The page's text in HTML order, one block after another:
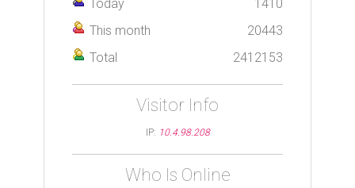
Today
1410
This month
20443
Total
2412153
Visitor Info
IP: 10.4.98.208
Who Is Online